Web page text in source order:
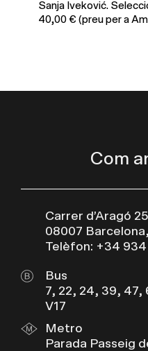
Sanja Iveković. Selecció
40,00€(preu per a
Com
Carrer d’Aragó
08007
Telèfon: +34 934
Bus
7, 22, 24, 39, 47,
V17
Metro
Parada Passeig